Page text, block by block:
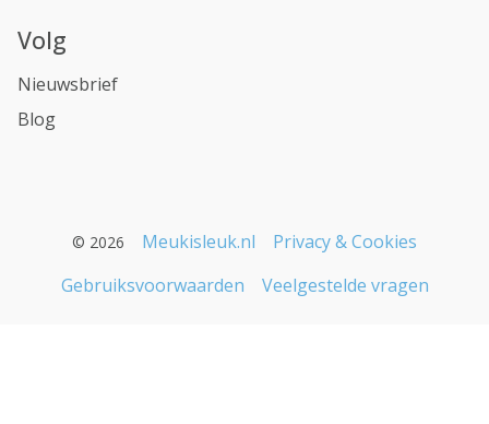
Volg
Nieuwsbrief
Blog
© 2026 Meukisleuk.nl
Privacy & Cookies
Gebruiksvoorwaarden
Veelgestelde vragen